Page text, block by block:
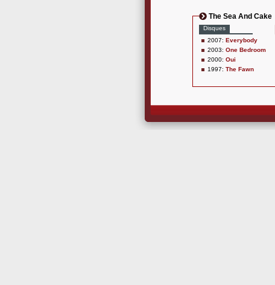
The Sea And Cake
Disques
2007: Everybody
2003: One Bedroom
2000: Oui
1997: The Fawn